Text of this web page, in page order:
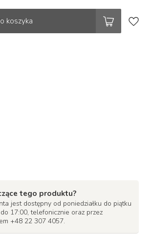
koszyka
tego produktu?
jest dostępny od poniedziałku do piątku
17:00, telefonicznie oraz przez
+48 22 307 4057.